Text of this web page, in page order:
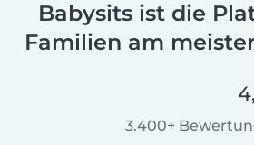
Babysits ist die
Familien am
3.400+